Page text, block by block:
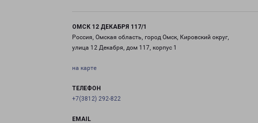
ОМСК 12 ДЕКАБРЯ 117/1
Россия, Омская область, город Омск, Кировский округ,
улица 12 Декабря, дом 117, корпус 1
на карте
ТЕЛЕФОН
+7(3812) 292-822
EMAIL